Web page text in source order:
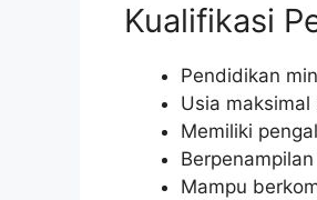
Kualifikasi
Pendidikan
Usia maksimal
Memiliki
Mampu